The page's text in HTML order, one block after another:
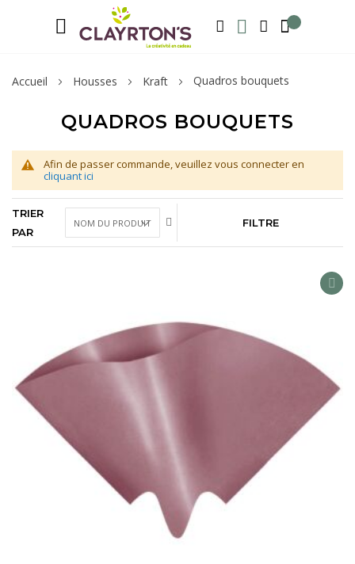
RECHERCHER MA LISTE D'ENVIE MON COMPTE
Accueil Housses Kraft Quadros bouquets
QUADROS BOUQUETS
Afin de passer commande, veuillez vous connecter en
cliquant ici
TRIER
PAR
FILTRE
ADD